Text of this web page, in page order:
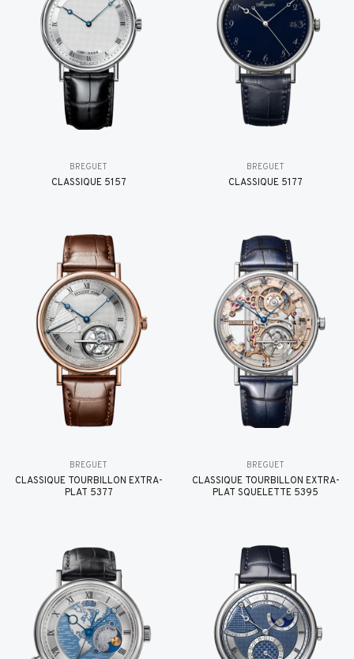
BREGUET
CLASSIQUE 5157
BREGUET
CLASSIQUE 5177
BREGUET
CLASSIQUE TOURBILLON EXTRA-
PLAT 5377
BREGUET
CLASSIQUE TOURBILLON EXTRA-
PLAT SQUELETTE 5395